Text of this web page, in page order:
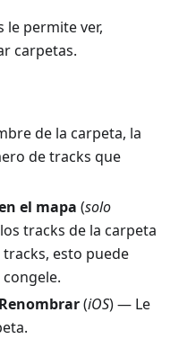
le permite ver,
carpetas.
de la carpeta, la
de tracks que
el mapa (solo
tracks de la carpeta
tracks, esto puede
Renombrar(iOS) — Le